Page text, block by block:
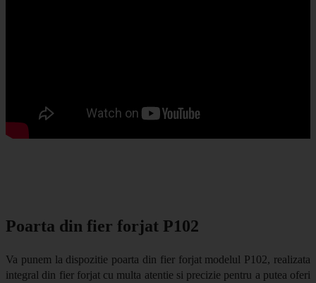
Poarta din fier forjat P102
Va punem la dispozitie poarta din fier forjat modelul P102, realizata
integral din fier forjat cu multa atentie si precizie pentru a putea oferi